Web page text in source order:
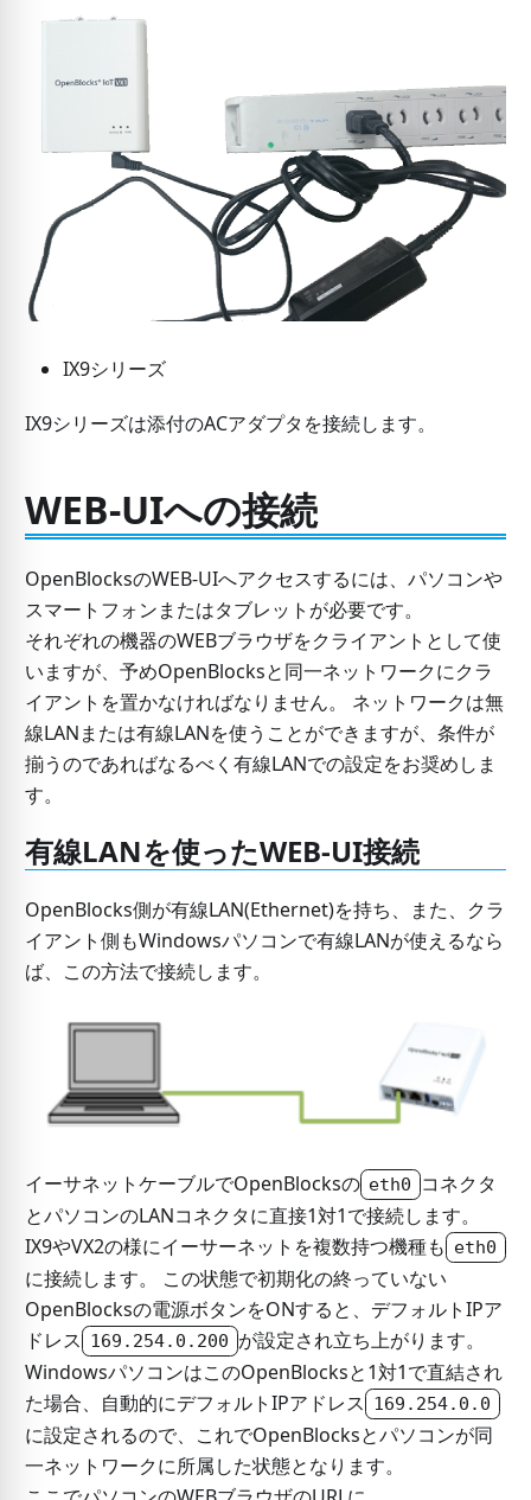
IX9シリーズ
IX9シリーズは添付のACアダプタを接続します。
WEB-UIへの接続
OpenBlocksのWEB-UIへアクセスするには、パソコンや
スマートフォンまたはタブレットが必要です。
それぞれの機器のWEBブラウザをクライアントとして使
いますが、予めOpenBlocksと同一ネットワークにクラ
イアントを置かなければなりません。 ネットワークは無
線LANまたは有線LANを使うことができますが、条件が
揃うのであればなるべく有線LANでの設定をお奨めしま
す。
有線LANを使ったWEB-UI接続
OpenBlocks側が有線LAN(Ethernet)を持ち、また、クラ
イアント側もWindowsパソコンで有線LANが使えるなら
ば、この方法で接続します。
イーサネットケーブルでOpenBlocksの eth0 コネクタ
とパソコンのLANコネクタに直接1対1で接続します。
IX9やVX2の様にイーサーネットを複数持つ機種も eth0
に接続します。 この状態で初期化の終っていない
OpenBlocksの電源ボタンをONすると、デフォルトIPア
ドレス 169.254.0.200 が設定され立ち上がります。
WindowsパソコンはこのOpenBlocksと1対1で直結され
た場合、自動的にデフォルトIPアドレス 169.254.0.0
に設定されるので、これでOpenBlocksとパソコンが同
一ネットワークに所属した状態となります。